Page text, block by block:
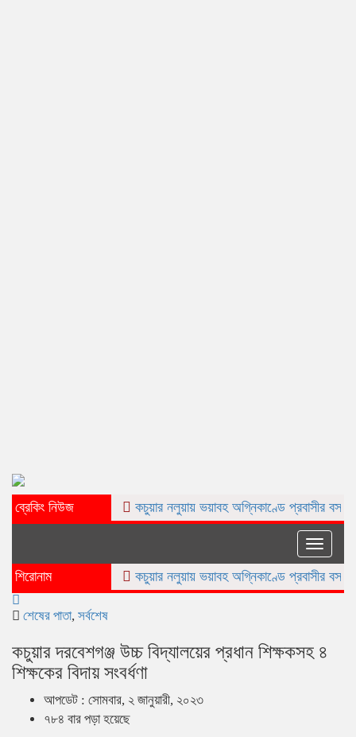
ব্রেকিং নিউজকচুয়ার নলুয়ায় ভয়াবহ অগ্নিকাণ্ডে প্রবাসীর বসত ঘর পুড়ে
Toggle
শিরোনাম কচুয়ার নলুয়ায় ভয়াবহ অগ্নিকাণ্ডে প্রবাসীর বসত ঘর পুড়ে
শেষের পাতা, সর্বশেষ
কচুয়ার দরবেশগঞ্জ উচ্চ বিদ্যালয়ের প্রধান শিক্ষকসহ ৪
শিক্ষকের বিদায় সংবর্ধণা
আপডেট : সোমবার, ২ জানুয়ারী, ২০২৩
৭৮৪ বার পড়া হয়েছে